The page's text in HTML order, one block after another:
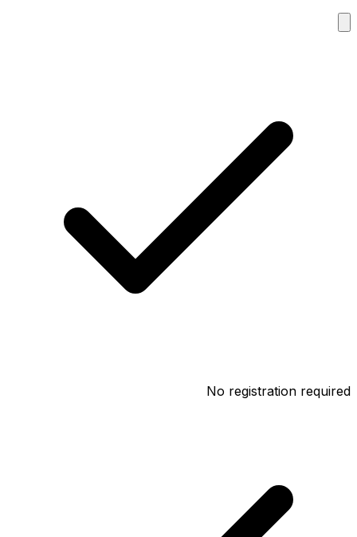
No registration required